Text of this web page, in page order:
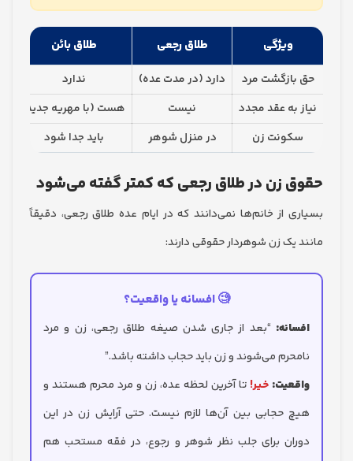
مرد دارد (در مدت عده)
به عقد مجدد
نیست
هست (با مهریه جدید)
در منزل شوهر باید جدا شود
زن در طلاق رجعی که کمتر گفته می‌شود
از خانم‌ها نمی‌دانند که در ایام عده طلاق رجعی، دقیقاً
یک زن شوهردار حقوقی دارند:
🧐 افسانه یا واقعیت؟
“بعد از جاری شدن صیغه طلاق رجعی، زن و مرد
می‌شوند و زن باید حجاب داشته باشد.”
خیر!تا آخرین لحظه عده، زن و مرد محرم هستند و
حجابی بین آن‌ها لازم نیست. حتی آرایش زن در این
برای جلب نظر شوهر و رجوع، در فقه مستحب هم